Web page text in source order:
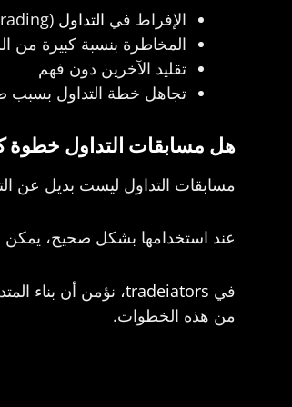
الإفراط في التداول (Overtrading)
المخاطرة بنسبة كبيرة من
تقليد الآخرين دون فهم
تجاهل خطة التداول بسبب
هل مسابقات التداول خطوة
مسابقات التداول ليست بديل عن
عند استخدامها بشكل صحيح، يمكن
في tradeiators، نؤمن أن بناء
من هذه الخطوات.